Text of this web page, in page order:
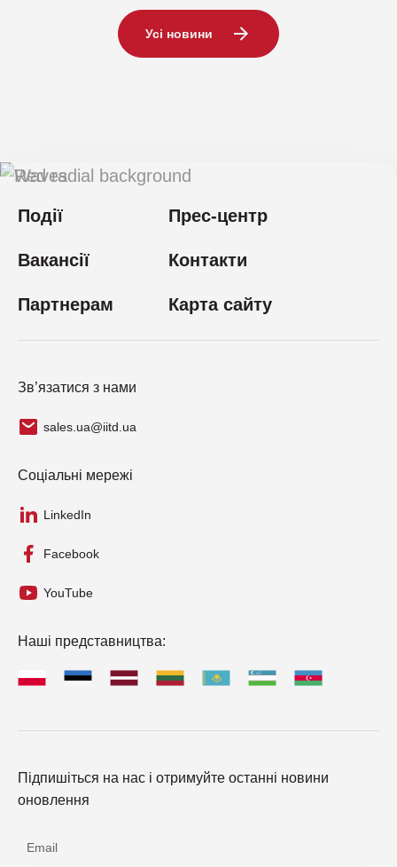
Усі новини
Події Прес-центр
Вакансії Контакти
Партнерам Карта сайту
Зв’язатися з нами
sales.ua@iitd.ua
Наші представництва:
Соціальні мережі
LinkedIn
Facebook
YouTube
Підпишіться на нас і отримуйте останні новини
оновлення